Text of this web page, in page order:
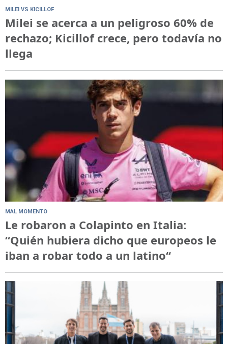
MILEI VS KICILLOF
Milei se acerca a un peligroso 60% de
rechazo; Kicillof crece, pero todavía no
llega
MAL MOMENTO
Le robaron a Colapinto en Italia:
“Quién hubiera dicho que europeos le
iban a robar todo a un latino“